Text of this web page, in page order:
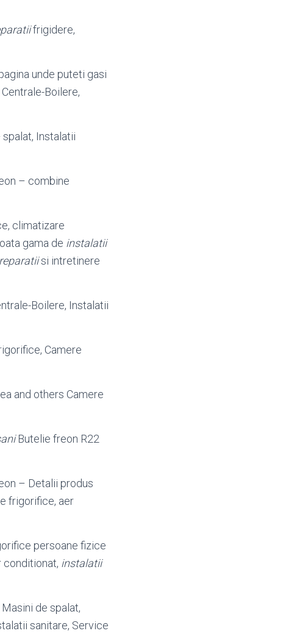
frigidere,
unde puteti gasi
Boilere,
Instalatii
– combine
climatizare
gama de instalatii
reparatiisi intretinere
-Boilere, Instalatii
Camere
and others Camere
Butelie freon R22
– Detalii produs
frigorifice, aer
persoane fizice
instalatii
de spalat,
sanitare, Service